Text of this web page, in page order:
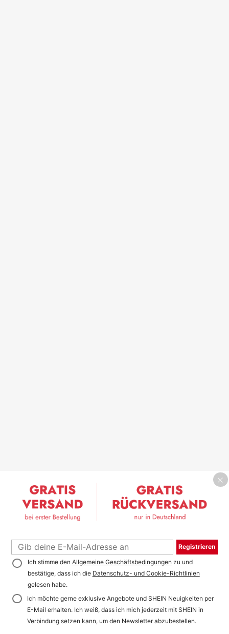
Registrieren
Ich stimme den Allgemeine Geschäftsbedingungen zu und
bestätige, dass ich die Datenschutz- und Cookie-Richtlinien
gelesen habe.
Ich möchte gerne exklusive Angebote und SHEIN Neuigkeiten per
E-Mail erhalten. Ich weiß, dass ich mich jederzeit mit SHEIN in
Verbindung setzen kann, um den Newsletter abzubestellen.